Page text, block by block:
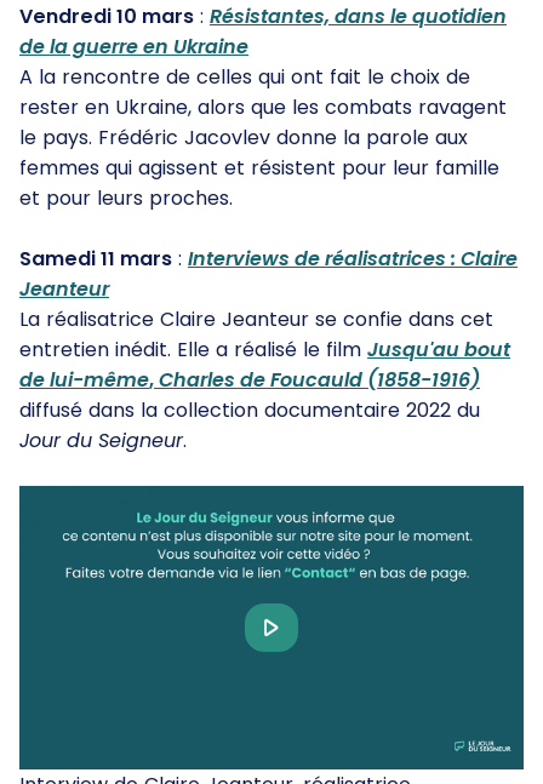
Vendredi 10 mars : Résistantes, dans le quotidien
de la guerre en Ukraine
A la rencontre de celles qui ont fait le choix de
rester en Ukraine, alors que les combats ravagent
le pays. Frédéric Jacovlev donne la parole aux
femmes qui agissent et résistent pour leur famille
et pour leurs proches.
Samedi 11 mars : Interviews de réalisatrices : Claire
Jeanteur
La réalisatrice Claire Jeanteur se confie dans cet
entretien inédit. Elle a réalisé le film Jusqu'au bout
de lui-même,Charles de Foucauld (1858-1916)
diffusé dans la collection documentaire 2022 du
Jour du Seigneur.